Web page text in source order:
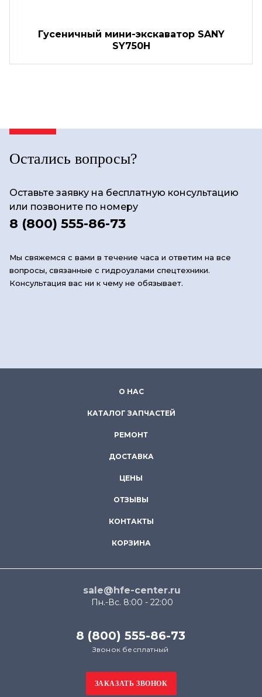
Гусеничный мини-экскаватор SANY
SY750H
Остались вопросы?
Оставьте заявку на бесплатную консультацию
или позвоните по номеру
8 (800) 555-86-73
Мы свяжемся с вами в течение часа и ответим на все
вопросы, связанные с гидроузлами спецтехники.
Консультация вас ни к чему не обязывает.
О НАС
КАТАЛОГ ЗАПЧАСТЕЙ
РЕМОНТ
ДОСТАВКА
ЦЕНЫ
ОТЗЫВЫ
КОНТАКТЫ
КОРЗИНА
sale@hfe-center.ru
Пн.-Вс. 8:00 - 22:00
8 (800) 555-86-73
Звонок бесплатный